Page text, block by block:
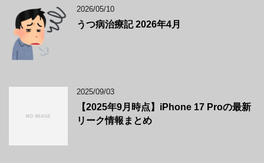
2026/05/10
うつ病治療記 2026年4月
2025/09/03
【2025年9月時点】iPhone 17 Proの最新
リーク情報まとめ